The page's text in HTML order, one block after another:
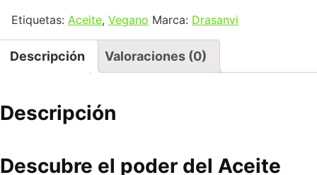
Etiquetas: Aceite, Vegano Marca: Drasanvi
Descripción Valoraciones (0)
Descripción
Descubre el poder del Aceite